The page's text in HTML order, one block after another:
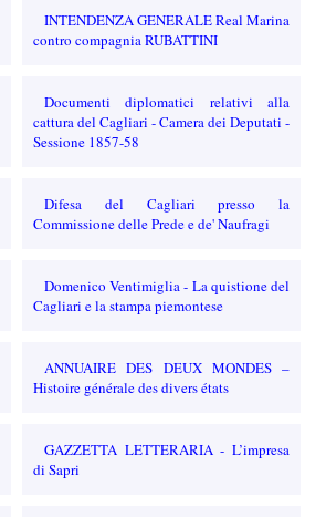
INTENDENZA GENERALE Real Marina
contro compagnia RUBATTINI
Documenti diplomatici relativi alla
cattura del Cagliari - Camera dei Deputati -
Sessione 1857-58
Difesa del Cagliari presso la
Commissione delle Prede e de' Naufragi
Domenico Ventimiglia - La quistione del
Cagliari e la stampa piemontese
ANNUAIRE DES DEUX MONDES –
Histoire générale des divers états
GAZZETTA LETTERARIA - L’impresa
di Sapri